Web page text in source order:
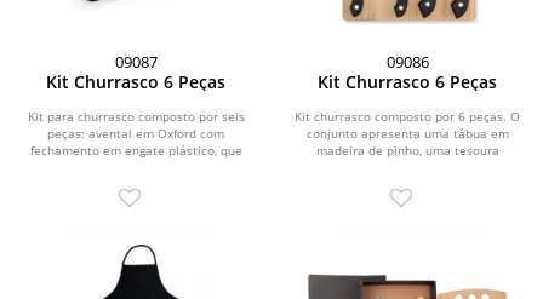
09087
Kit Churrasco 6 Peças
Kit para churrasco composto por seis
peças: avental em Oxford com
fechamento em engate plástico, que
09086
Kit Churrasco 6 Peças
Kit churrasco composto por 6 peças. O
conjunto apresenta uma tábua em
madeira de pinho, uma tesoura